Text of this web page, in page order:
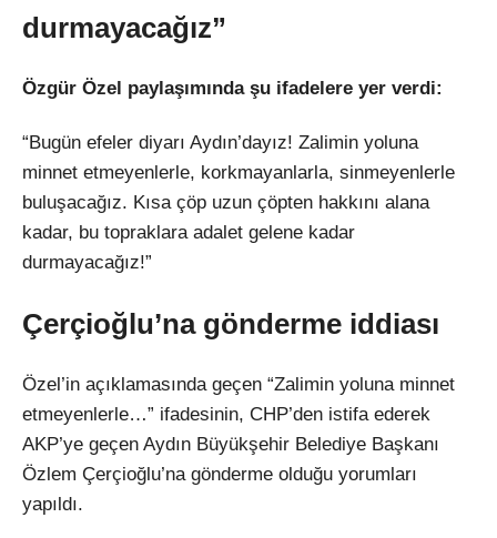
durmayacağız”
Özgür Özel paylaşımında şu ifadelere yer verdi:
“Bugün efeler diyarı Aydın’dayız! Zalimin yoluna
minnet etmeyenlerle, korkmayanlarla, sinmeyenlerle
buluşacağız. Kısa çöp uzun çöpten hakkını alana
kadar, bu topraklara adalet gelene kadar
durmayacağız!”
Çerçioğlu’na gönderme iddiası
Özel’in açıklamasında geçen “Zalimin yoluna minnet
etmeyenlerle…” ifadesinin, CHP’den istifa ederek
AKP’ye geçen Aydın Büyükşehir Belediye Başkanı
Özlem Çerçioğlu’na gönderme olduğu yorumları
yapıldı.